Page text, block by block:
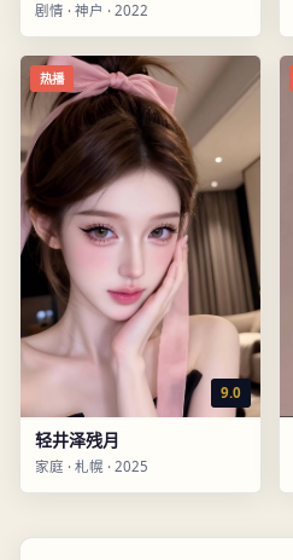
剧情 · 神户 · 2022
热播
9.0
轻井泽残月
家庭 · 札幌 · 2025